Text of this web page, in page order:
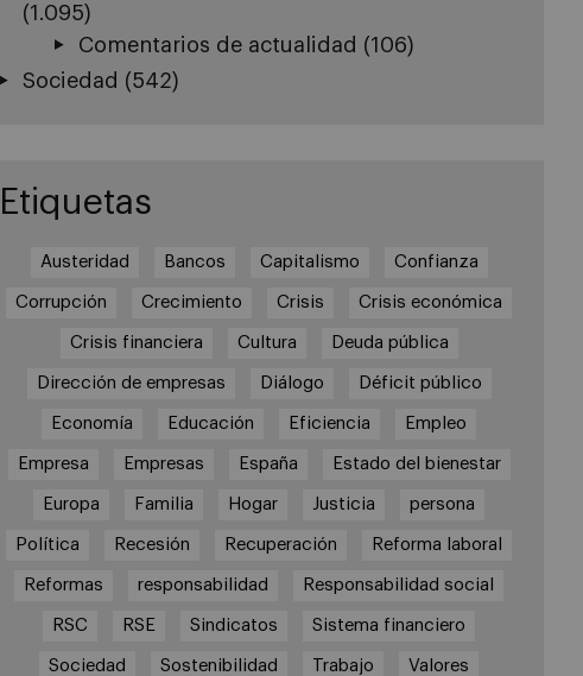
(1.095)
Comentarios de actualidad (106)
Sociedad (542)
Etiquetas
Austeridad Bancos Capitalismo Confianza
Corrupción Crecimiento Crisis Crisis económica
Crisis financiera Cultura Deuda pública
Dirección de empresas Diálogo Déficit público
Economía Educación Eficiencia Empleo
Empresa Empresas España Estado del bienestar
Europa Familia Hogar Justicia persona
Política Recesión Recuperación Reforma laboral
Reformas responsabilidad Responsabilidad social
RSC RSE Sindicatos Sistema financiero
Sociedad Sostenibilidad Trabajo Valores